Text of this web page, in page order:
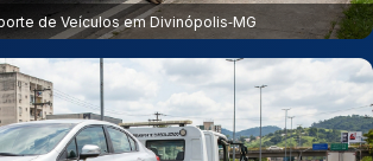
de Veículos em Divinópolis‑MG